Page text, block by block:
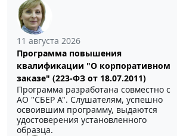
11 августа 2026
Программа повышения
квалификации "О корпоративном
заказе" (223-ФЗ от 18.07.2011)
Программа разработана совместно с
АО ''СБЕР А". Слушателям, успешно
освоившим программу, выдаются
удостоверения установленного
образца.